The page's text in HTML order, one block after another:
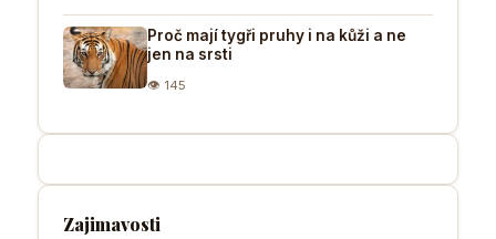
Proč mají tygři pruhy i na kůži a ne
jen na srsti
👁 145
Zajimavosti